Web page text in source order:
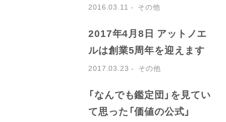
2016.03.11 その他
2017年4月8日 アットノエ
ルは創業5周年を迎えます
2017.03.23 その他
「なんでも鑑定団」を見てい
て思った「価値の公式」